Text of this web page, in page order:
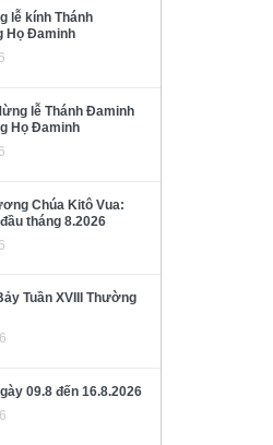
lễ kính Thánh
Họ Đaminh
lễ Thánh Đaminh
Họ Đaminh
Chúa Kitô Vua:
tháng 8.2026
Tuần XVIII Thường
09.8 đến 16.8.2026